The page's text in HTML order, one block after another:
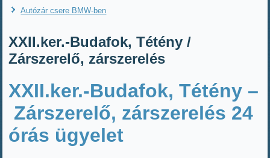
Autózár csere BMW-ben
XXII.ker.-Budafok, Tétény /
Zárszerelő, zárszerelés
XXII.ker.-Budafok, Tétény –
Zárszerelő, zárszerelés 24
órás ügyelet